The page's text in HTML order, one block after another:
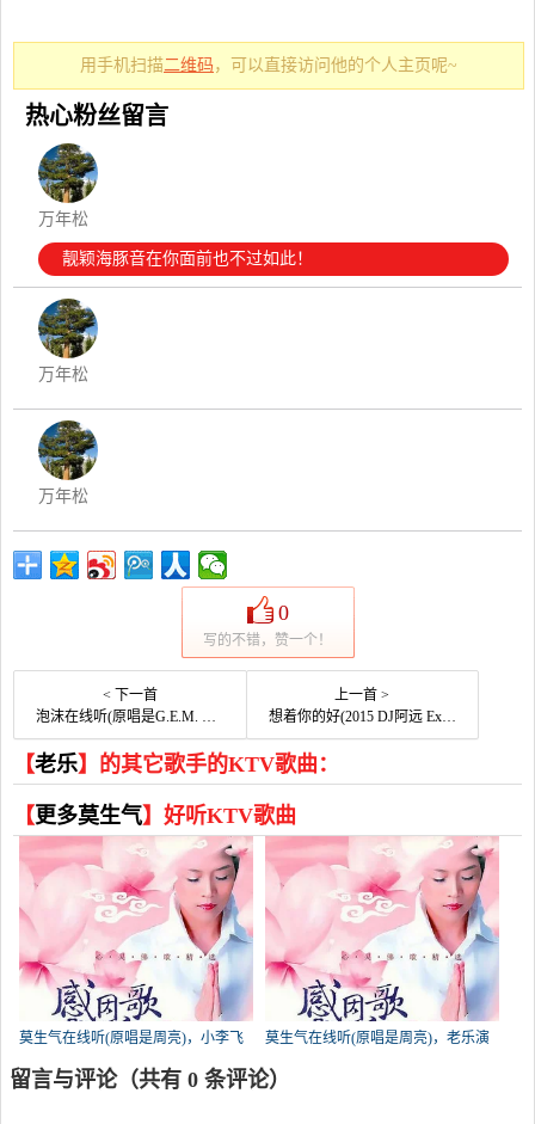
用手机扫描二维码 ，可以直接访问他的个人主页呢~
热心粉丝留言
万年松
靓颖海豚音在你面前也不过如此！
万年松
万年松
0
写的不错，赞一个！
< 下一首
泡沫在线听(原唱是G.E.M. 邓紫棋)，雪&离「ACG」演唱点播:32次
上一首 >
想着你的好(2015 DJ阿远 Extended混音版)在线听(原唱是祁隆)，海之澜演唱点播:28次
【老乐】的其它歌手的KTV歌曲：
【更多莫生气】好听KTV歌曲
莫生气在线听(原唱是周亮)，小李飞
刀欢欢笑演唱点播:21次
莫生气在线听(原唱是周亮)，老乐演
唱点播:14次
留言与评论（共有 0 条评论）